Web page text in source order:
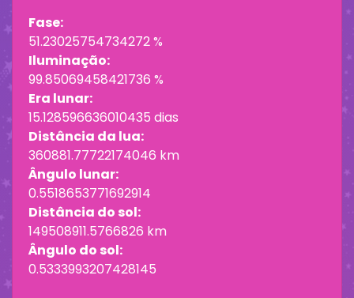
Fase:
51.23025754734272 %
Iluminação:
99.85069458421736 %
Era lunar:
15.128596636010435 dias
Distância da lua:
360881.77722174046 km
Ângulo lunar:
0.5518653771692914
Distância do sol:
149508911.5766826 km
Ângulo do sol:
0.5333993207428145